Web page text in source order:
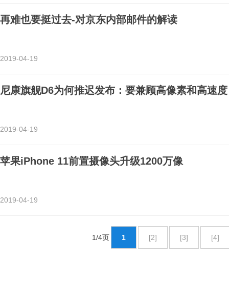
再难也要挺过去-对京东内部邮件的解读
2019-04-19
尼康旗舰D6为何推迟发布：要兼顾高像素和高速度
2019-04-19
苹果iPhone 11前置摄像头升级1200万像
2019-04-19
1/4页 1 [2] [3] [4]